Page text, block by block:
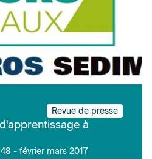
Revue de presse
à
- février mars 2017